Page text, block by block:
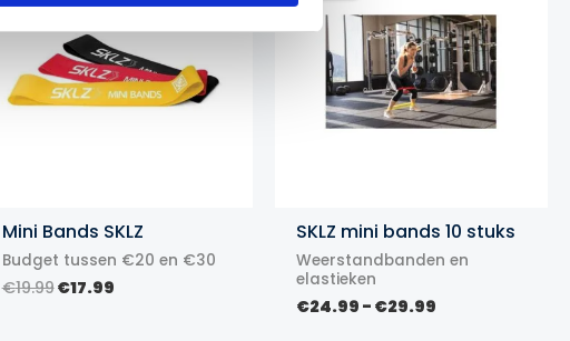
Mini Bands SKLZ
Budget tussen €20 en €30
€19.99Oorspronkelijke
€17.99Huidige
SKLZ mini bands 10 stuks
Weerstandbanden en
elastieken
€24.99 - €29.99